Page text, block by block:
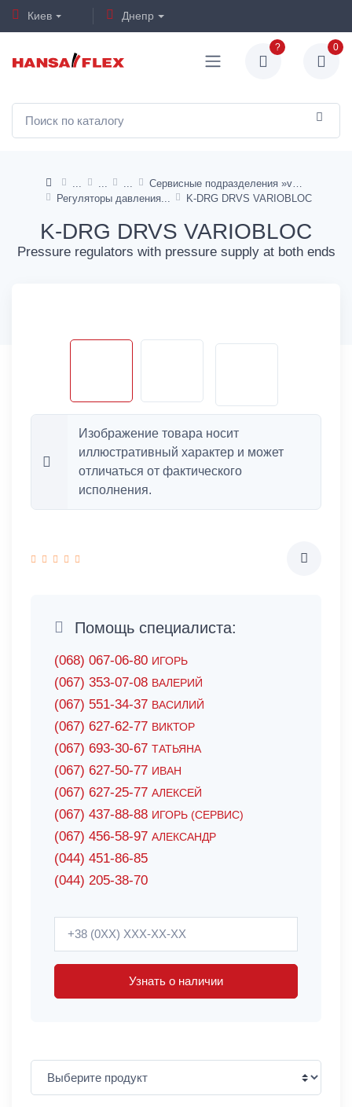
Киев Днепр
? 0
Сервисные подразделения »variobloc«
Регуляторы давления
K-DRG DRVS VARIOBLOC
K-DRG DRVS VARIOBLOC
Pressure regulators with pressure supply at both ends
Изображение товара носит
иллюстративный характер и может
отличаться от фактического
исполнения.
Помощь специалиста:
(068) 067-06-80 ИГОРЬ
(067) 353-07-08 ВАЛЕРИЙ
(067) 551-34-37 ВАСИЛИЙ
(067) 627-62-77 ВИКТОР
(067) 693-30-67 ТАТЬЯНА
(067) 627-50-77 ИВАН
(067) 627-25-77 АЛЕКСЕЙ
(067) 437-88-88 ИГОРЬ (СЕРВИС)
(067) 456-58-97 АЛЕКСАНДР
(044) 451-86-85
(044) 205-38-70
Узнать о наличии